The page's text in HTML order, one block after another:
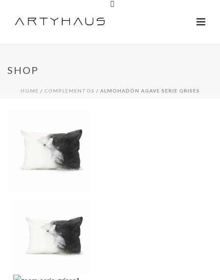
SHOP
HOME / COMPLEMENTOS / ALMOHADÓN AGAVE SERIE GRISES